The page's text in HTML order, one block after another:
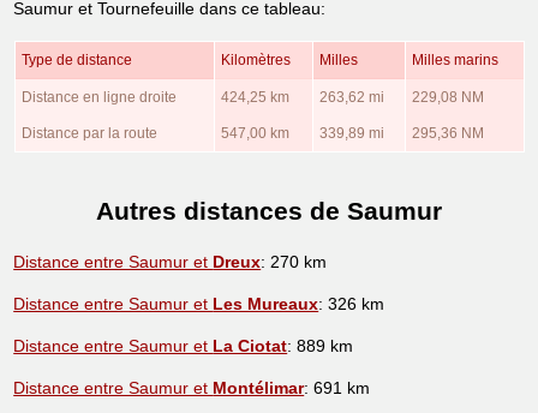
Saumur et Tournefeuille dans ce tableau:
Type de distance Kilomètres Milles Milles marins
Distance en ligne droite 424,25 km 263,62 mi 229,08 NM
Distance par la route 547,00 km 339,89 mi 295,36 NM
Autres distances de Saumur
Distance entre Saumur et Dreux: 270 km
Distance entre Saumur et Les Mureaux: 326 km
Distance entre Saumur et La Ciotat: 889 km
Distance entre Saumur et Montélimar: 691 km